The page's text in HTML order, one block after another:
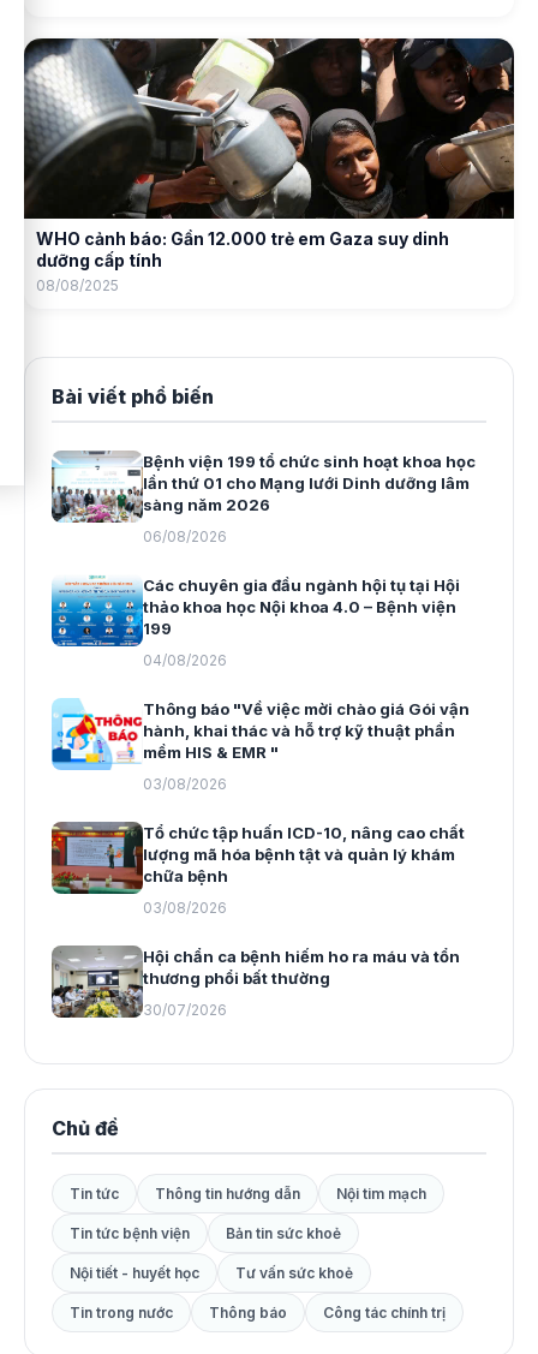
WHO cảnh báo: Gần 12.000 trẻ em Gaza suy dinh
dưỡng cấp tính
08/08/2025
Bài viết phổ biến
Bệnh viện 199 tổ chức sinh hoạt khoa học
lần thứ 01 cho Mạng lưới Dinh dưỡng lâm
sàng năm 2026
06/08/2026
Các chuyên gia đầu ngành hội tụ tại Hội
thảo khoa học Nội khoa 4.0 – Bệnh viện
199
04/08/2026
Thông báo "Về việc mời chào giá Gói vận
hành, khai thác và hỗ trợ kỹ thuật phần
mềm HIS & EMR "
03/08/2026
Tổ chức tập huấn ICD-10, nâng cao chất
lượng mã hóa bệnh tật và quản lý khám
chữa bệnh
03/08/2026
Hội chẩn ca bệnh hiếm ho ra máu và tổn
thương phổi bất thường
30/07/2026
Chủ đề
Tin tức Thông tin hướng dẫn Nội tim mạch
Tin tức bệnh viện Bản tin sức khoẻ
Nội tiết - huyết học Tư vấn sức khoẻ
Tin trong nước Thông báo Công tác chính trị